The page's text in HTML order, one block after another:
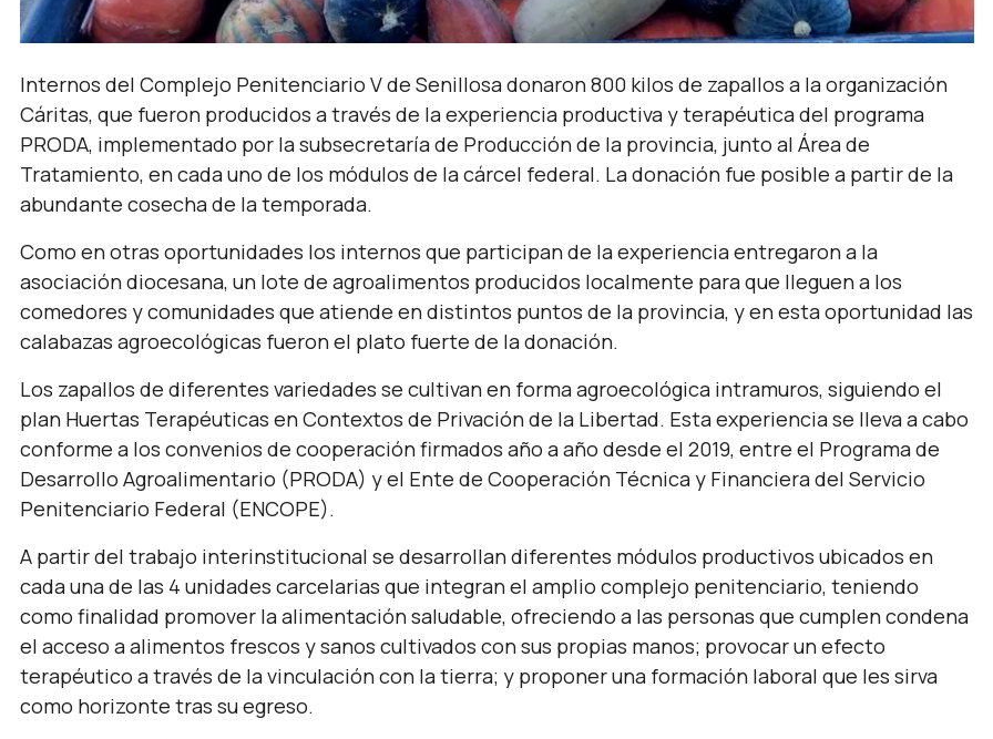
Internos del Complejo Penitenciario V de Senillosa donaron 800 kilos de zapallos a la organización
Cáritas, que fueron producidos a través de la experiencia productiva y terapéutica del programa
PRODA, implementado por la subsecretaría de Producción de la provincia, junto al Área de
Tratamiento, en cada uno de los módulos de la cárcel federal. La donación fue posible a partir de la
abundante cosecha de la temporada.
Como en otras oportunidades los internos que participan de la experiencia entregaron a la
asociación diocesana, un lote de agroalimentos producidos localmente para que lleguen a los
comedores y comunidades que atiende en distintos puntos de la provincia, y en esta oportunidad las
calabazas agroecológicas fueron el plato fuerte de la donación.
Los zapallos de diferentes variedades se cultivan en forma agroecológica intramuros, siguiendo el
plan Huertas Terapéuticas en Contextos de Privación de la Libertad. Esta experiencia se lleva a cabo
conforme a los convenios de cooperación firmados año a año desde el 2019, entre el Programa de
Desarrollo Agroalimentario (PRODA) y el Ente de Cooperación Técnica y Financiera del Servicio
Penitenciario Federal (ENCOPE).
A partir del trabajo interinstitucional se desarrollan diferentes módulos productivos ubicados en
cada una de las 4 unidades carcelarias que integran el amplio complejo penitenciario, teniendo
como finalidad promover la alimentación saludable, ofreciendo a las personas que cumplen condena
el acceso a alimentos frescos y sanos cultivados con sus propias manos; provocar un efecto
terapéutico a través de la vinculación con la tierra; y proponer una formación laboral que les sirva
como horizonte tras su egreso.